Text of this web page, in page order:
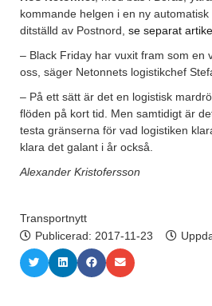
kommande helgen i en ny
ditställd av Postnord, se separat
– Black Friday har vuxit fram som en
oss, säger Netonnets logistikchef
– På ett sätt är det en logistisk
flöden på kort tid. Men samtidigt är
testa gränserna för vad logistiken
klara det galant i år också.
Alexander Kristofersson
Transportnytt
Publicerad: 2017-11-23